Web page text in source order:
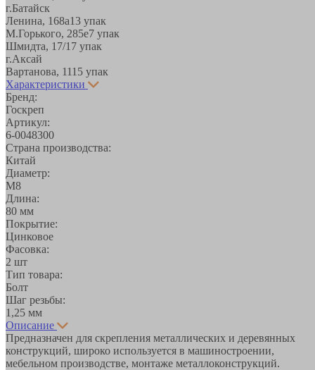
г.Батайск
Ленина, 168а13 упак
М.Горького, 285е7 упак
Шмидта, 17/1 7 упак
г.Аксай
Вартанова, 1115 упак
Характеристики
Бренд:
Госкреп
Артикул:
6-0048300
Страна производства:
Китай
Диаметр:
М8
Длина:
80 мм
Покрытие:
Цинковое
Фасовка:
2 шт
Тип товара:
Болт
Шаг резьбы:
1,25 мм
Описание
Предназначен для скрепления металлических и деревянных
конструкций, широко используется в машиностроении,
мебельном производстве, монтаже металлоконструкций.